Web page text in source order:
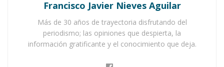
Notas Relacionadas
Ahuacatlán celebrá el día de Reyes con rosca y
chocolate
Francisco Javier Nieves Aguilar
Más de 30 años de trayectoria disfrutando del
periodismo; las opiniones que despierta, la
información gratificante y el conocimiento que deja.